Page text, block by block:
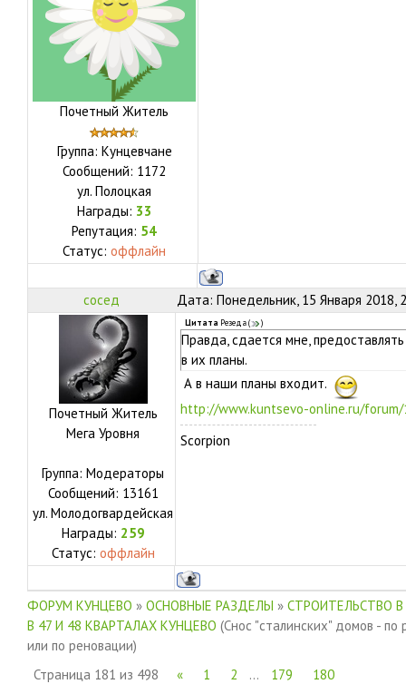
Почетный Житель
Группа: Кунцевчане
Сообщений: 1172
ул. Полоцкая
Награды: 33
Репутация: 54
Статус: оффлайн
сосед Дата: Понедельник, 15 Января 2018,
Почетный Житель
Мега Уровня
Группа: Модераторы
Сообщений: 13161
ул. Молодогвардейская
Награды: 259
Статус: оффлайн
Цитата Резеда( )
Правда, сдается мне,
в их планы.
А в наши планы входит.
http://www.kuntsevo-online.ru/
Scorpion
ФОРУМ КУНЦЕВО » ОСНОВНЫЕ РАЗДЕЛЫ » СТРОИТЕЛЬСТВО
В 47 И 48 КВАРТАЛАХ КУНЦЕВО (Снос "сталинских" домов - по
или по реновации)
Страница 181 из 498 « 1 2 … 179
180